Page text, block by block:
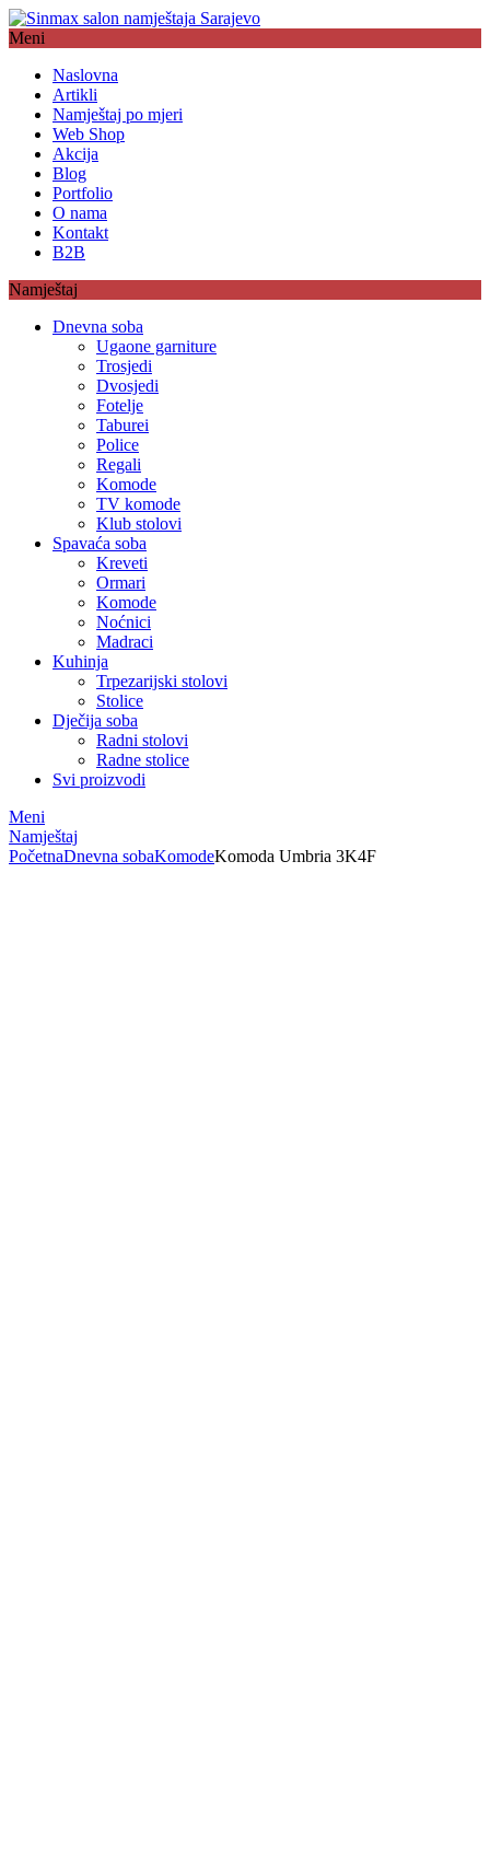
Meni
Naslovna
Artikli
Namještaj po mjeri
Web Shop
Akcija
Blog
Portfolio
O nama
Kontakt
B2B
Namještaj
Dnevna soba
Ugaone garniture
Trosjedi
Dvosjedi
Fotelje
Taburei
Police
Regali
Komode
TV komode
Klub stolovi
Spavaća soba
Kreveti
Ormari
Komode
Noćnici
Madraci
Kuhinja
Trpezarijski stolovi
Stolice
Dječija soba
Radni stolovi
Radne stolice
Svi proizvodi
Meni
Namještaj
PočetnaDnevna sobaKomodeKomoda Umbria 3K4F